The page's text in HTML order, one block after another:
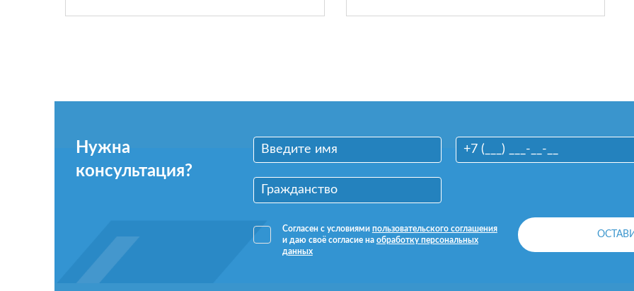
Нужна
консультация?
Согласен с условиями пользовательского соглашения
и даю своё согласие на обработку персональных
данных